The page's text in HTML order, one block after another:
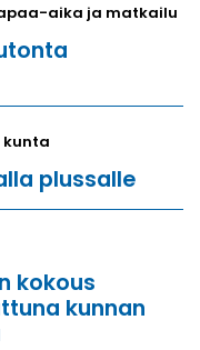
aika ja matkailu
kunta
plussalle
kokous
kunnan